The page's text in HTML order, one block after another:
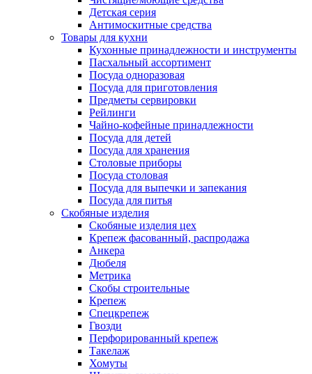
Детская серия
Антимоскитные средства
Товары для кухни
Кухонные принадлежности и инструменты
Пасхальный ассортимент
Посуда одноразовая
Посуда для приготовления
Предметы сервировки
Рейлинги
Чайно-кофейные принадлежности
Посуда для детей
Посуда для хранения
Столовые приборы
Посуда столовая
Посуда для выпечки и запекания
Посуда для питья
Скобяные изделия
Скобяные изделия цех
Крепеж фасованный, распродажа
Анкера
Дюбеля
Метрика
Скобы строительные
Крепеж
Спецкрепеж
Гвозди
Перфорированный крепеж
Такелаж
Хомуты